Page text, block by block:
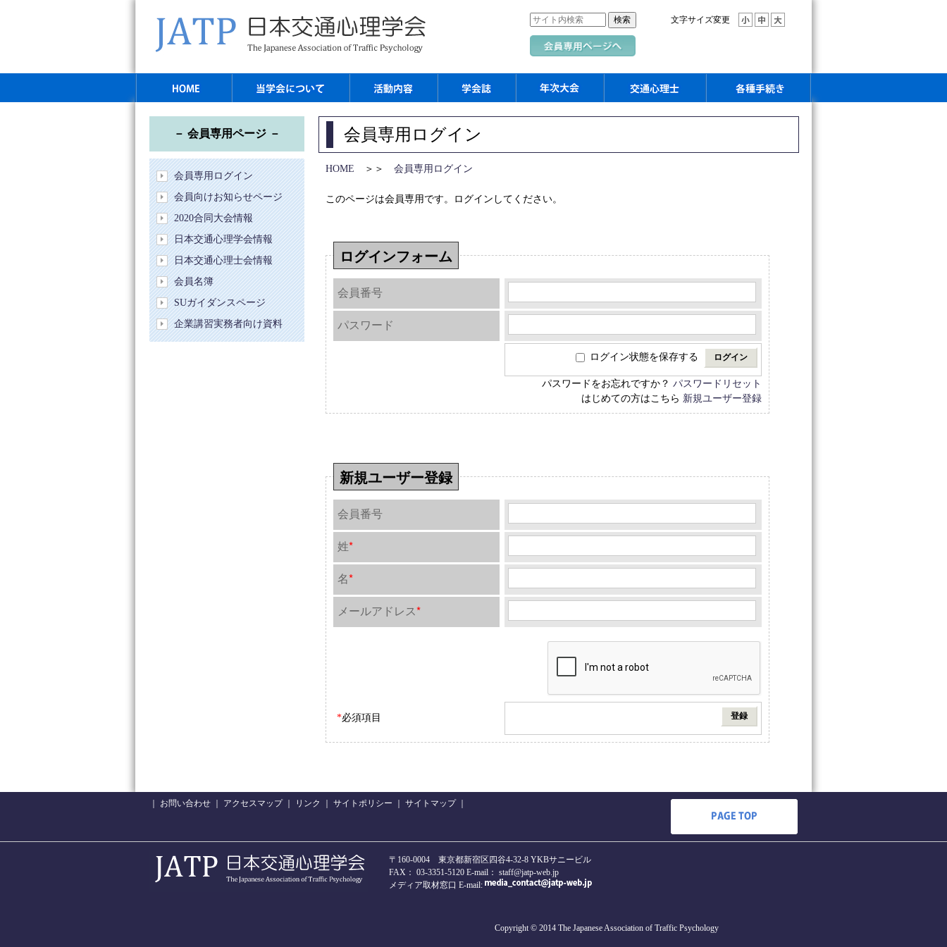
文字サイズ変更
－ 会員専用ページ －
会員専用ログイン
会員向けお知らせページ
2020合同大会情報
日本交通心理学会情報
日本交通心理士会情報
会員名簿
SUガイダンスページ
企業講習実務者向け資料
会員専用ログイン
HOME ＞＞ 会員専用ログイン
このページは会員専用です。ログインしてください。
ログインフォーム
会員番号
パスワード
ログイン状態を保存する
パスワードをお忘れですか？ パスワードリセット
はじめての方はこちら 新規ユーザー登録
新規ユーザー登録
会員番号
姓*
名*
メールアドレス*
*必須項目
お問い合わせ アクセスマップ リンク サイトポリシー サイトマップ
〒160-0004 東京都新宿区四谷4-32-8 YKBサニービル
FAX： 03-3351-5120 E-mail： staff@jatp-web.jp
メディア取材窓口 E-mail:
Copyright © 2014 The Japanese Association of Traffic Psychology